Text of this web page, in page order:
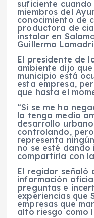
suficiente
miembros del
conocimiento de
productora de
instalar en
Guillermo
El presidente de
ambiente dijo
municipio está
esta empresa,
que hasta el
“Si se me ha
la tenga medio
desarrollo
controlando,
representa
no se esté
compartirla con
El regidor señaló
información
preguntas e
experiencias que
empresas que
alto riesgo como